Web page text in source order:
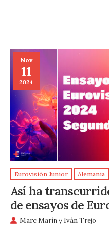
Nov
11
2024
Eurovisión Junior Alemania
Así ha
de ensayos de
Marc Maríny Iván Trejo